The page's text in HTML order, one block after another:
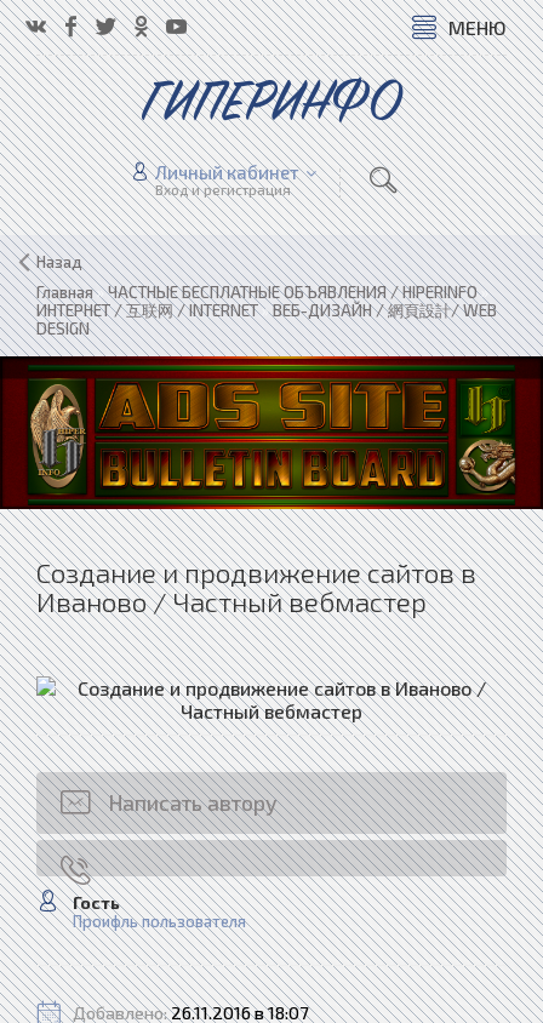
МЕНЮ
ГИПЕРИНФО
Личный кабинет
Вход и регистрация
Назад
Главная»ЧАСТНЫЕ БЕСПЛАТНЫЕ ОБЪЯВЛЕНИЯ / HIPERINFO»
ИНТЕРНЕТ / 互联网 / INTERNET»ВЕБ-ДИЗАЙН / 網頁設計/ WEB
DESIGN
Создание и продвижение сайтов в
Иваново / Частный вебмастер
Написать автору
Гость
Проифль пользователя
Добавлено:26.11.2016 в 18:07